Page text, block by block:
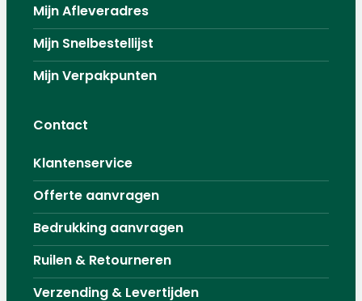
Mijn Afleveradres
Mijn Snelbestellijst
Mijn Verpakpunten
Contact
Klantenservice
Offerte aanvragen
Bedrukking aanvragen
Ruilen & Retourneren
Verzending & Levertijden